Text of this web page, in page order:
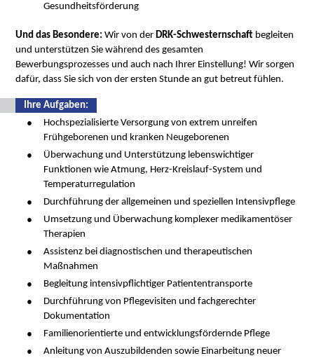
Gesundheitsförderung
Und das Besondere: Wir von derDRK-Schwesternschaft begleiten
und unterstützen Sie während des gesamten
Bewerbungsprozesses und auch nach Ihrer Einstellung! Wir sorgen
dafür, dass Sie sich von der ersten Stunde an gut betreut fühlen.
Ihre Aufgaben:
Hochspezialisierte Versorgung von extrem unreifen
Frühgeborenen und kranken Neugeborenen
Überwachung und Unterstützung lebenswichtiger
Funktionen wie Atmung, Herz-Kreislauf-System und
Temperaturregulation
Durchführung der allgemeinen und speziellen Intensivpflege
Umsetzung und Überwachung komplexer medikamentöser
Therapien
Assistenz bei diagnostischen und therapeutischen
Maßnahmen
Begleitung intensivpflichtiger Patiententransporte
Durchführung von Pflegevisiten und fachgerechter
Dokumentation
Familienorientierte und entwicklungsfördernde Pflege
Anleitung von Auszubildenden sowie Einarbeitung neuer